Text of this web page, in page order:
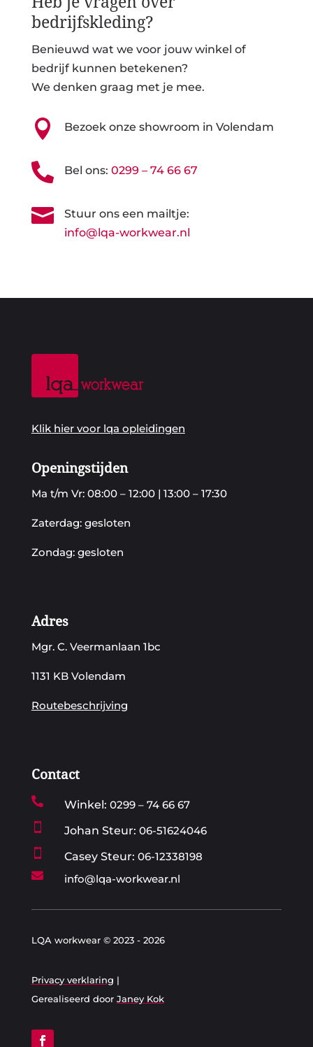
bedrijfskleding?
Benieuwd wat we voor jouw winkel of
bedrijf kunnen betekenen?
We denken graag met je mee.
 Bezoek onze showroom in Volendam
 Bel ons: 0299 – 74 66 67

Stuur ons een mailtje:
info@lqa-workwear.nl
Klik hier voor lqa opleidingen
Openingstijden
Ma t/m Vr: 08:00 – 12:00 | 13:00 – 17:30
Zaterdag: gesloten
Zondag: gesloten
Adres
Mgr. C. Veermanlaan 1bc
1131 KB Volendam
Routebeschrijving
Contact
 Winkel: 0299 – 74 66 67
 Johan Steur: 06-51624046
 Casey Steur: 06-12338198
 info@lqa-workwear.nl
LQA workwear © 2023 - 2026
Privacy verklaring |
Gerealiseerd door Janey Kok